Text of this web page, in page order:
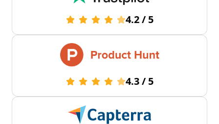
4.2/ 5
4.3/ 5